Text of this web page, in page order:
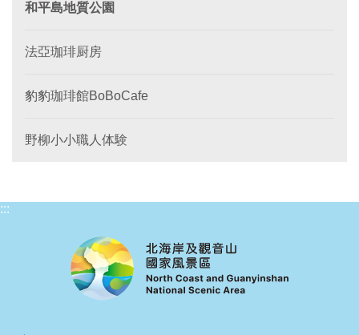
和平島地質公園
法亞珈琲厨房
豹豹珈琲館BoBoCafe
野柳小小職人体験
:::